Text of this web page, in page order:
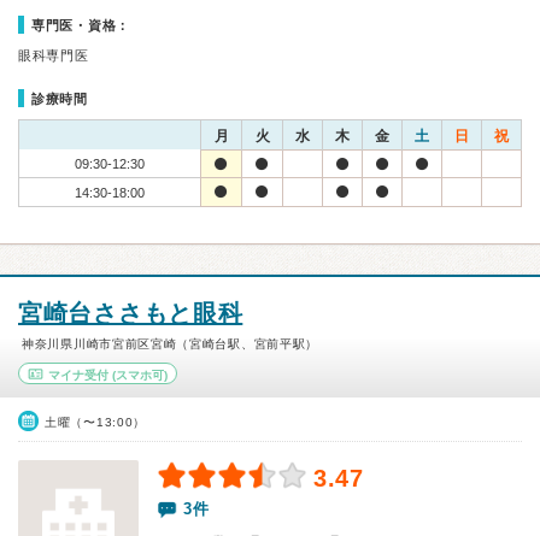
専門医・資格：
眼科専門医
診療時間
月 火 水 木 金 土 日 祝
09:30-12:30
14:30-18:00
宮崎台ささもと眼科
神奈川県川崎市宮前区宮崎（宮崎台駅、宮前平駅）
マイナ受付 (スマホ可)
土曜（〜13:00）
3.47
3件